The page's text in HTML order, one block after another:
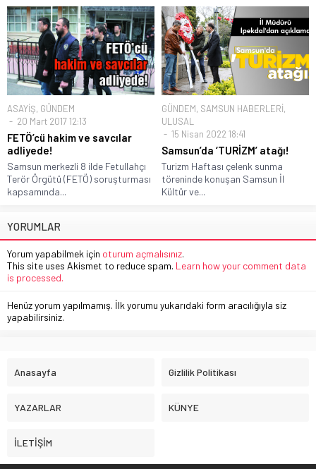
ASAYİŞ, GÜNDEM
20 Mart 2017 12:13
FETÖ’cü hakim ve savcılar
adliyede!
Samsun merkezli 8 ilde Fetullahçı
Terör Örgütü (FETÖ) soruşturması
kapsamında...
GÜNDEM, SAMSUN HABERLERİ,
ULUSAL
15 Nisan 2022 18:41
Samsun’da ‘TURİZM’ atağı!
Turizm Haftası çelenk sunma
töreninde konuşan Samsun İl
Kültür ve...
YORUMLAR
Yorum yapabilmek için oturum açmalısınız.
This site uses Akismet to reduce spam. Learn how your comment data
is processed.
Henüz yorum yapılmamış. İlk yorumu yukarıdaki form aracılığıyla siz
yapabilirsiniz.
Anasayfa Gizlilik Politikası
YAZARLAR KÜNYE
İLETİŞİM